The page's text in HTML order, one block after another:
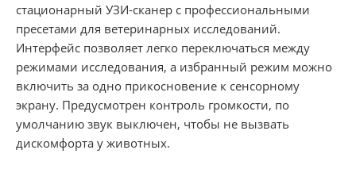
стационарный УЗИ-сканер с профессиональными
пресетами для ветеринарных исследований.
Интерфейс позволяет легко переключаться между
режимами исследования, а избранный режим можно
включить за одно прикосновение к сенсорному
экрану. Предусмотрен контроль громкости, по
умолчанию звук выключен, чтобы не вызвать
дискомфорта у животных.